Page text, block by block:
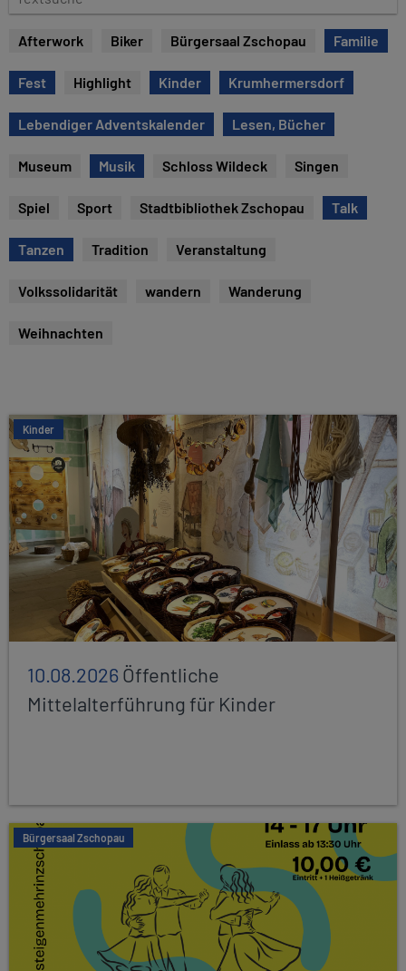
e
s
u
c
Afterwork Biker Bürgersaal Zschopau Familie
Fest Highlight Kinder Krumhermersdorf
Lebendiger Adventskalender Lesen, Bücher
Museum Musik Schloss Wildeck Singen
Spiel Sport Stadtbibliothek Zschopau Talk
Tanzen Tradition Veranstaltung
Volkssolidarität wandern Wanderung
Weihnachten
Kinder
10.08.2026Öffentliche
Mittelalterführung für Kinder
Bürgersaal Zschopau